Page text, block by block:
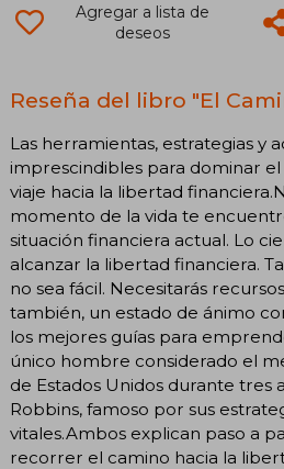
Agregar a lista de
deseos
Reseña del libro "El
Las herramientas, estrategias y
imprescindibles para dominar
viaje hacia la libertad
momento de la vida te
situación financiera actual. Lo
alcanzar la libertad financiera.
no sea fácil. Necesitarás
también, un estado de ánimo
los mejores guías para
único hombre considerado el
de Estados Unidos durante tres
Robbins, famoso por sus
vitales.Ambos explican paso a
recorrer el camino hacia la